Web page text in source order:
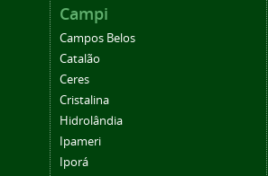
Campi
Campos Belos
Catalão
Ceres
Cristalina
Hidrolândia
Ipameri
Iporá